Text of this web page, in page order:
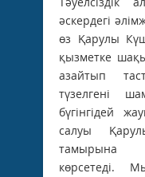
әскердегі
өз Қарулы
қызметке
азайтып
түзелгені
бүгінгідей
салуы
тамырына
көрсетеді.